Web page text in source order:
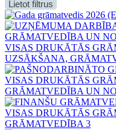
Lietot filtrus
VISAS DRUKĀTĀS
UZSĀKŠANA,
VISAS DRUKĀTĀS
GRĀMATVEDĪBA UN
VISAS DRUKĀTĀS
GRĀMATVEDĪBA 3